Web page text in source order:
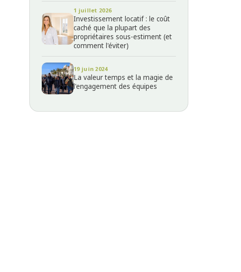
1 juillet 2026
Investissement locatif : le coût
caché que la plupart des
propriétaires sous-estiment (et
comment l'éviter)
19 juin 2024
La valeur temps et la magie de
l'engagement des équipes